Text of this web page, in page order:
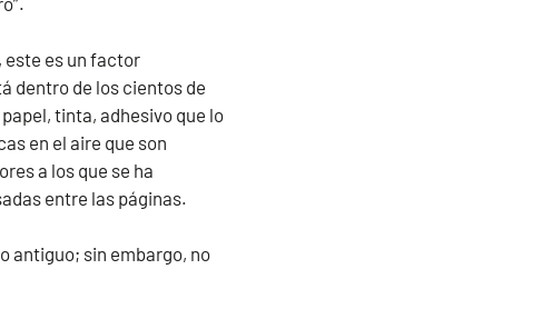
este es un factor
dentro de los cientos de
tinta, adhesivo que lo
en el aire que son
a los que se ha
entre las páginas.
antiguo; sin embargo, no